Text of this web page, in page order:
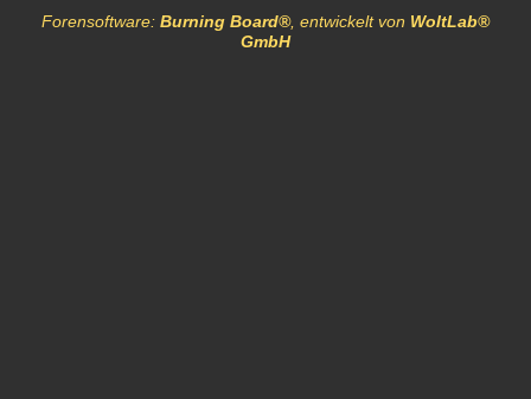
Forensoftware: Burning Board®, entwickelt von WoltLab®
GmbH